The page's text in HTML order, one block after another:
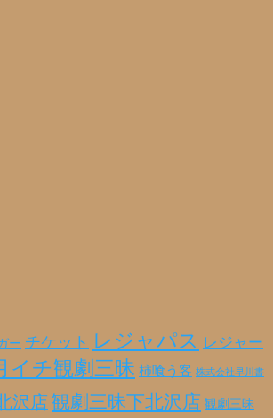
ー チケット レジャパス レジャー
イチ観劇三昧 柿喰う客 株式会社早川書
沢店観劇三昧下北沢店 観劇三昧